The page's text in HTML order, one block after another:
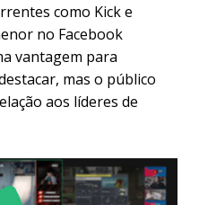
como Kick e
no Facebook
vantagem para
mas o público
aos líderes de